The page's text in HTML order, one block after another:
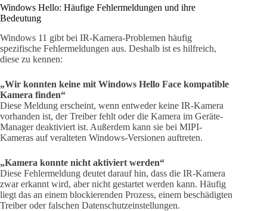
Windows Hello: Häufige Fehlermeldungen und ihre
Bedeutung
Windows 11 gibt bei IR-Kamera-Problemen häufig
spezifische Fehlermeldungen aus. Deshalb ist es hilfreich,
diese zu kennen:
„Wir konnten keine mit Windows Hello Face kompatible
Kamera finden“
Diese Meldung erscheint, wenn entweder keine IR-Kamera
vorhanden ist, der Treiber fehlt oder die Kamera im Geräte-
Manager deaktiviert ist. Außerdem kann sie bei MIPI-
Kameras auf veralteten Windows-Versionen auftreten.
„Kamera konnte nicht aktiviert werden“
Diese Fehlermeldung deutet darauf hin, dass die IR-Kamera
zwar erkannt wird, aber nicht gestartet werden kann. Häufig
liegt das an einem blockierenden Prozess, einem beschädigten
Treiber oder falschen Datenschutzeinstellungen.